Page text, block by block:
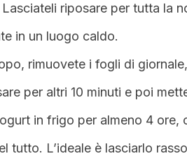
riposare per tutta la
in un luogo caldo.
rimuovete i fogli di
per altri 10 minuti e poi
in frigo per almeno 4 ore,
tutto. L’ideale è lasciarlo